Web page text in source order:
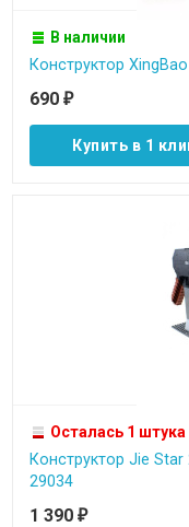
В наличии
Конструктор
690 ₽
Купить в 1
Осталась 1 штука
Конструктор Jie
29034
1 390 ₽